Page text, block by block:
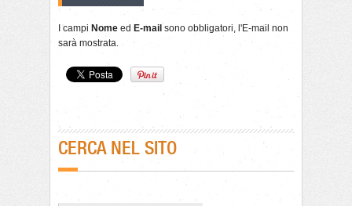
I campi Nome ed E-mail sono obbligatori, l'E-mail non
sarà mostrata.
CERCA NEL SITO